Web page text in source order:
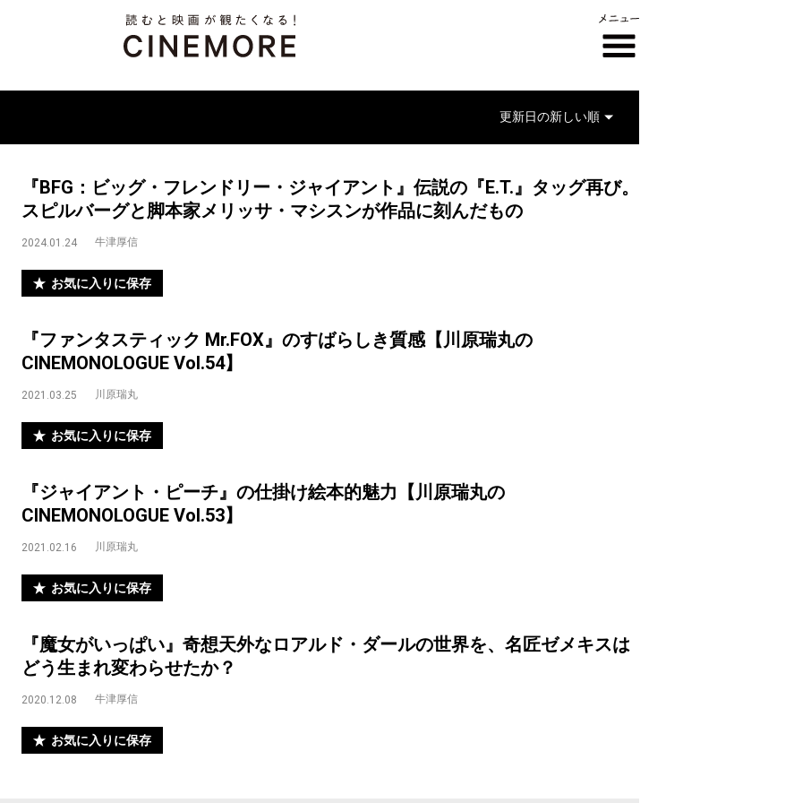
『BFG：ビッグ・フレンドリー・ジャイアント』伝説の『E.T.』タッグ再び。
スピルバーグと脚本家メリッサ・マシスンが作品に刻んだもの
2024.01.24 牛津厚信
お気に入りに保存
『ファンタスティック Mr.FOX』のすばらしき質感【川原瑞丸の
CINEMONOLOGUE Vol.54】
2021.03.25 川原瑞丸
お気に入りに保存
『ジャイアント・ピーチ』の仕掛け絵本的魅力【川原瑞丸の
CINEMONOLOGUE Vol.53】
2021.02.16 川原瑞丸
お気に入りに保存
『魔女がいっぱい』奇想天外なロアルド・ダールの世界を、名匠ゼメキスは
どう生まれ変わらせたか？
2020.12.08 牛津厚信
お気に入りに保存